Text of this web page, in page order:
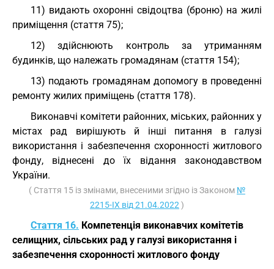
11) видають охоронні свідоцтва (броню) на жилі
приміщення (стаття 75);
12) здійснюють контроль за утриманням
будинків, що належать громадянам (стаття 154);
13) подають громадянам допомогу в проведенні
ремонту жилих приміщень (стаття 178).
Виконавчі комітети районних, міських, районних у
містах рад вирішують й інші питання в галузі
використання і забезпечення схоронності житлового
фонду, віднесені до їх відання законодавством
України.
( Стаття 15 із змінами, внесеними згідно із Законом №
2215-IX від 21.04.2022 )
Стаття 16. Компетенція виконавчих комітетів
селищних, сільських рад у галузі використання і
забезпечення схоронності житлового фонду